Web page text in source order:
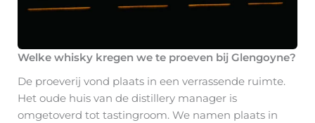
Welke whisky kregen we te proeven bij Glengoyne?
De proeverij vond plaats in een verrassende ruimte.
Het oude huis van de distillery manager is
omgetoverd tot tastingroom. We namen plaats in